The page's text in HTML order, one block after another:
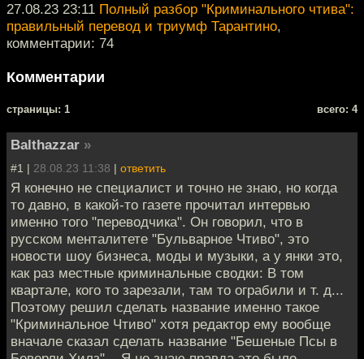
27.08.23 23:11 Полный разбор "Криминального чтива":
правильный перевод и триумф Тарантино,
комментарии: 74
Комментарии
cтраницы: 1 всего: 4
Balthazzar »
#1 | 28.08.23 11:38 | ответить
Я конечно не специалист и точно не знаю, но когда
то давно, в какой-то газете прочитал интервью
именно того "переводчика". Он говорил, что в
русском менталитете "Бульварное Чтиво", это
новости шоу бизнеса, моды и музыки, а у янки это,
как раз местные криминальные сводки: В том
квартале, кого то зарезали, там то ограбили и т. д...
Поэтому решил сделать название именно такое
"Криминальное Чтиво" хотя редактор ему вообще
вначале сказал сделать название "Бешеные Псы в